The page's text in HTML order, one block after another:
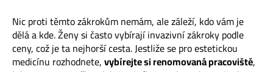
Nic proti těmto zákrokům nemám, ale záleží, kdo vám je
dělá a kde. Ženy si často vybírají invazivní zákroky podle
ceny, což je ta nejhorší cesta. Jestliže se pro estetickou
medicínu rozhodnete,vybírejte si renomovaná pracoviště,